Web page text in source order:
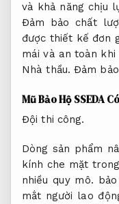
và khả năng chịu
Đảm bảo chất
được thiết kế đơn
mái và an toàn khi
Nhà thầu. Đảm
Mũ Bảo Hộ SSEDA
Đội thi công.
Dòng sản phẩm
kính che mặt
nhiều quy mô.
mắt người lao